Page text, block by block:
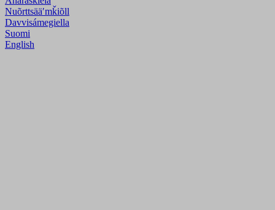
Nuõrttsääʹmǩiõll
Davvisámegiella
Suomi
English